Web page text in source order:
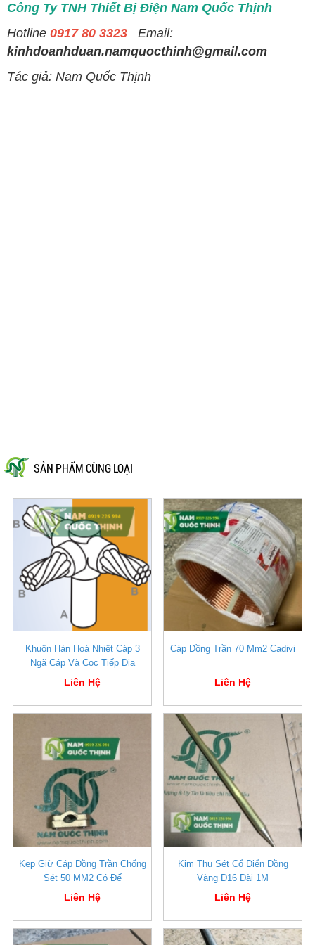
Công Ty TNH Thiết Bị Điện Nam Quốc Thịnh
Hotline 0917 80 3323 Email:
kinhdoanhduan.namquocthinh@gmail.com
Tác giả: Nam Quốc Thịnh
SẢN PHẨM CÙNG LOẠI
Khuôn Hàn Hoá Nhiệt Cáp 3
Ngã Cáp Và Cọc Tiếp Địa
Liên Hệ
Cáp Đồng Trần 70 Mm2 Cadivi
Liên Hệ
Kẹp Giữ Cáp Đồng Trần Chống
Sét 50 MM2 Có Đế
Liên Hệ
Kim Thu Sét Cổ Điển Đồng
Vàng D16 Dài 1M
Liên Hệ